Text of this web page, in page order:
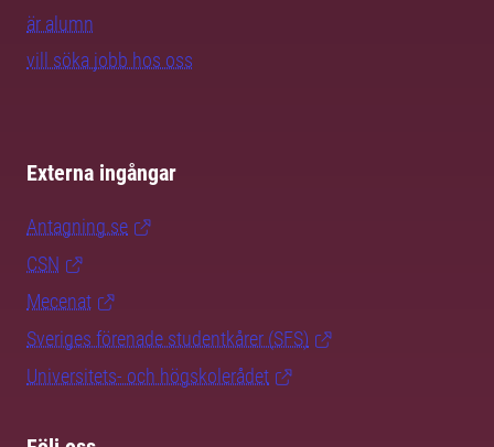
är alumn
vill söka jobb hos oss
Externa ingångar
Antagning.se
CSN
Mecenat
Sveriges förenade studentkårer (SFS)
Universitets- och högskolerådet